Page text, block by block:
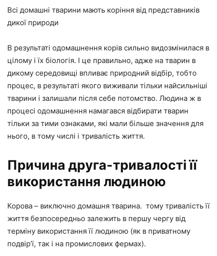
Всі домашні тварини мають коріння від представників
дикої природи
В результаті одомашнення корів сильно видозмінилася в
цілому і їх біологія. І це правильно, адже на тварин в
дикому середовищі впливає природний відбір, тобто
процес, в результаті якого виживали тільки найсильніші
тварини і залишали після себе потомство. Людина ж в
процесі одомашнення намагався відбирати тварин
тільки за тими ознаками, які мали більше значення для
нього, в тому числі і тривалість життя.
Причина друга-тривалості її
використання людиною
Корова – виключно домашня тварина. тому тривалість її
життя безпосередньо залежить в першу чергу від
терміну використання її людиною (як в приватному
подвір’ї, так і на промислових фермах).